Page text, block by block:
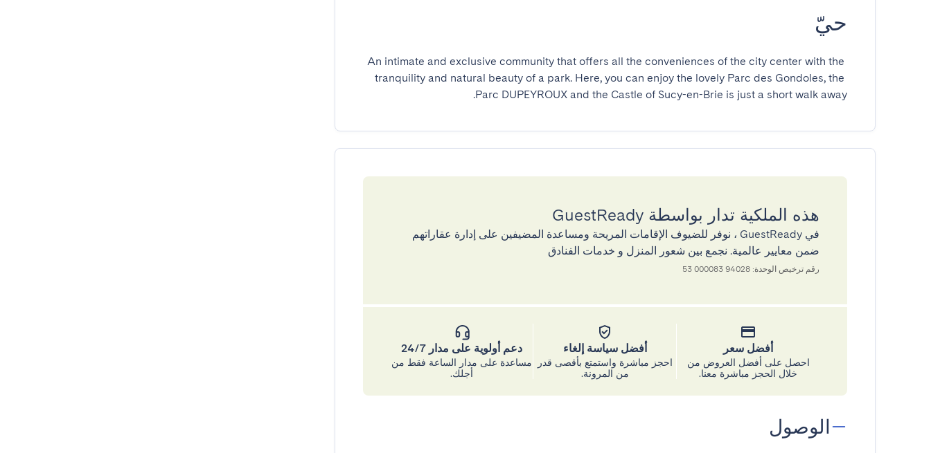
حيّ
An intimate and exclusive community that offers all the conveniences of the city center with the
tranquility and natural beauty of a park. Here, you can enjoy the lovely Parc des Gondoles, the
Parc DUPEYROUX and the Castle of Sucy-en-Brie is just a short walk away.
هذه الملكية تدار بواسطة GuestReady
في GuestReady ، نوفر للضيوف الإقامات المريحة ومساعدة المضيفين على إدارة عقاراتهم
ضمن معايير عالمية. نجمع بين شعور المنزل و خدمات الفنادق
رقم ترخيص الوحدة: 94028 000083 53
أفضل سعر
احصل على أفضل العروض من
خلال الحجز مباشرة معنا.
أفضل سياسة إلغاء
احجز مباشرة واستمتع بأقصى قدر
من المرونة.
دعم أولوية على مدار 24/7
مساعدة على مدار الساعة فقط من
أجلك.
الوصول